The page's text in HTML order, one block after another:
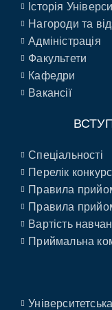
Історія
Нагороди та
Адміністрація
Факультети
Кафедри
Вакансії
Спеціальності
Перелік
Правила
Правила
Вартість
Приймальна
Університетська